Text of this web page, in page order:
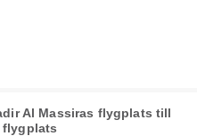
Al Massiras flygplats till
flygplats